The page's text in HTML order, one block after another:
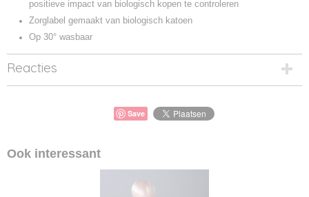
positieve impact van biologisch kopen te controleren
Zorglabel gemaakt van biologisch katoen
Op 30° wasbaar
Reacties
Save
Ook interessant